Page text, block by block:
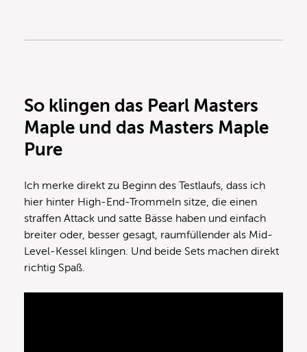
So klingen das Pearl Masters
Maple und das Masters Maple
Pure
Ich merke direkt zu Beginn des Testlaufs, dass ich
hier hinter High-End-Trommeln sitze, die einen
straffen Attack und satte Bässe haben und einfach
breiter oder, besser gesagt, raumfüllender als Mid-
Level-Kessel klingen. Und beide Sets machen direkt
richtig Spaß.